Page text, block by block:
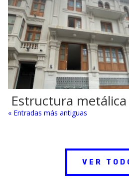
Estructura
« Entradas más antiguas
VER